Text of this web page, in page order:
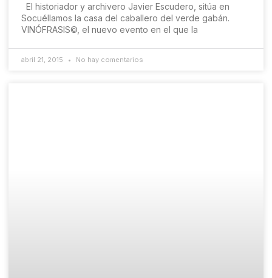
El historiador y archivero Javier Escudero, sitúa en
Socuéllamos la casa del caballero del verde gabán.
VINÓFRASIS©, el nuevo evento en el que la
abril 21, 2015 No hay comentarios